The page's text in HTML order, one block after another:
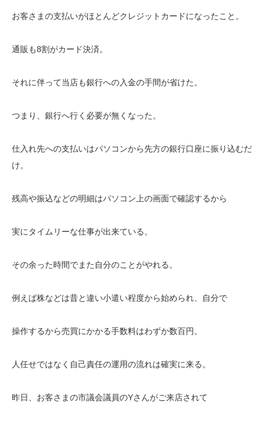
お客さまの支払いがほとんどクレジットカードになったこと。
通販も8割がカード決済。
それに伴って当店も銀行への入金の手間が省けた。
つまり、銀行へ行く必要が無くなった。
仕入れ先への支払いはパソコンから先方の銀行口座に振り込むだ
け。
残高や振込などの明細はパソコン上の画面で確認するから
実にタイムリーな仕事が出来ている。
その余った時間でまた自分のことがやれる。
例えば株などは昔と違い小遣い程度から始められ、自分で
操作するから売買にかかる手数料はわずか数百円。
人任せではなく自己責任の運用の流れは確実に来る。
昨日、お客さまの市議会議員のYさんがご来店されて